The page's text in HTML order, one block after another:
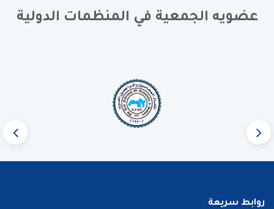
عضويه الجمعية في المنظمات الدولية
روابط سريعة